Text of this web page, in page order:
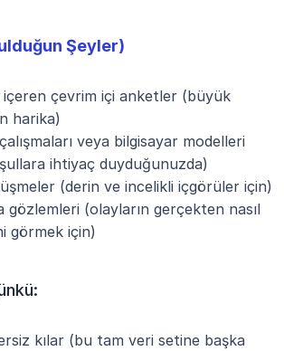
Şeyler)
çevrim içi anketler (büyük
harika)
veya bilgisayar modelleri
ihtiyaç duyduğunuzda)
(derin ve incelikli içgörüler için)
gözlemleri (olayların gerçekten nasıl
görmek için)
kılar (bu tam veri setine başka